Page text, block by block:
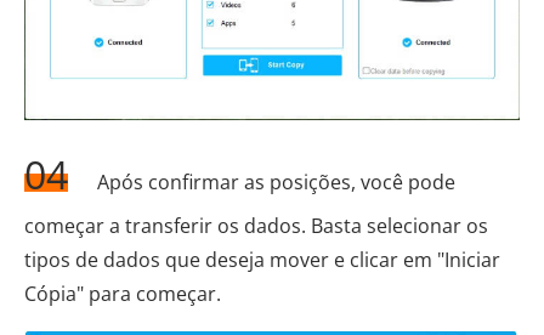
04
Após confirmar as posições, você pode
começar a transferir os dados. Basta selecionar os
tipos de dados que deseja mover e clicar em "Iniciar
Cópia" para começar.